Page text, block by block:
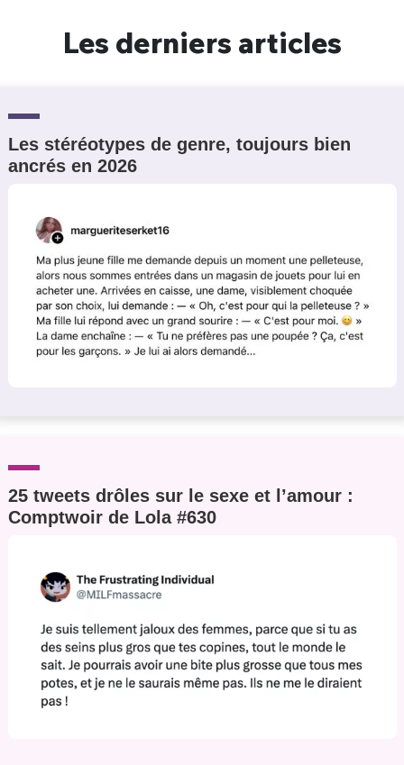
Les derniers articles
Les stéréotypes de genre, toujours bien
ancrés en 2026
25 tweets drôles sur le sexe et l’amour :
Comptwoir de Lola #630
Un Thread